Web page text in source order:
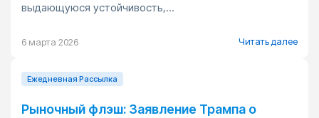
выдающуюся устойчивость,...
6 марта 2026 Читать далее
Ежедневная Pассылка
Рыночный флэш: Заявление Трампа о